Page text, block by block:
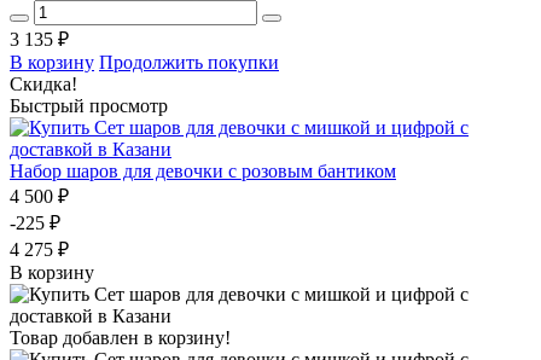
3 135 ₽
В корзину Продолжить покупки
Скидка!
Быстрый просмотр
Набор шаров для девочки с розовым бантиком
4 500 ₽
-225 ₽
4 275 ₽
В корзину
Товар добавлен в корзину!